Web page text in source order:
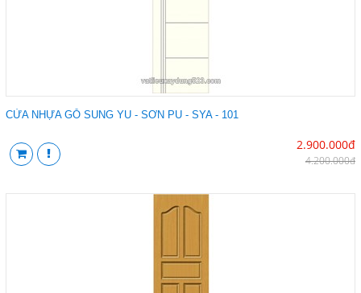
CỬA NHỰA GỖ SUNG YU - SƠN PU - SYA - 101
2.900.000đ
4.200.000đ